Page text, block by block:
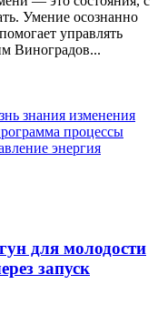
Умение осознанно
управлять
Виноградов...
знания изменения
процессы
энергия
для молодости
запуск